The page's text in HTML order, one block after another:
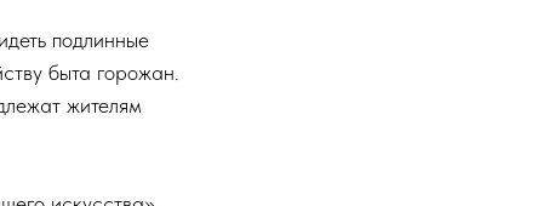
подлинные
быта горожан.
жителям